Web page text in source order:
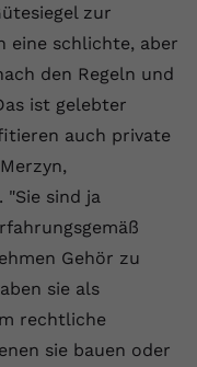
zur
eine schlichte, aber
den Regeln und
ist gelebter
auch private
"Sie sind ja
Gehör zu
sie als
rechtliche
sie bauen oder
Cookie, um die
Benutzers zu
YouTube-